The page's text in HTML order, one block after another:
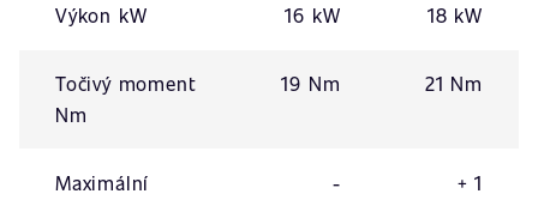
Výkon kW 16 kW 18 kW
Točivý moment
Nm
19 Nm 21 Nm
Maximální
- + 1